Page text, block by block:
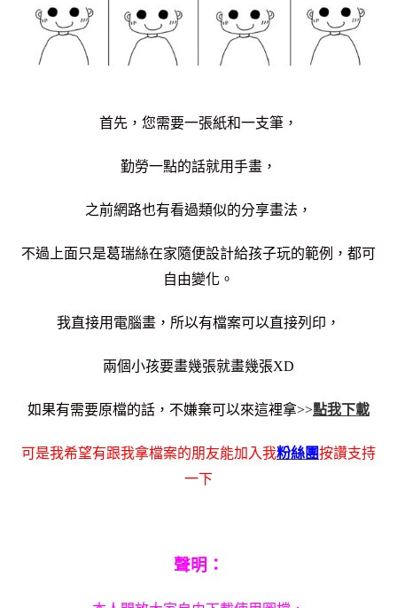
首先，您需要一張紙和一支筆，
勤勞一點的話就用手畫，
之前網路也有看過類似的分享畫法，
不過上面只是葛瑞絲在家隨便設計給孩子玩的範例，都可
自由變化。
我直接用電腦畫，所以有檔案可以直接列印，
兩個小孩要畫幾張就畫幾張XD
如果有需要原檔的話，不嫌棄可以來這裡拿>>點我下載
可是我希望有跟我拿檔案的朋友能加入我粉絲團按讚支持
一下
聲明 ：